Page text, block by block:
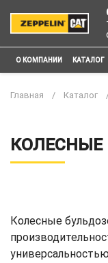
О КОМПАНИИ КАТАЛОГ
Главная Каталог
КОЛЕСНЫЕ
Колесные